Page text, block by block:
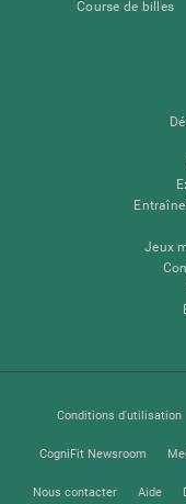
Course de billes
Jeux
Conditions d'utilisation
CogniFit Newsroom
Nous contacter Aide